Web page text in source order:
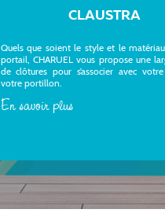
CLAUSTRA
Quels que soient le style et le
portail, CHARUEL vous propose une
de clôtures pour s’associer avec
votre portillon.
En savoir plus